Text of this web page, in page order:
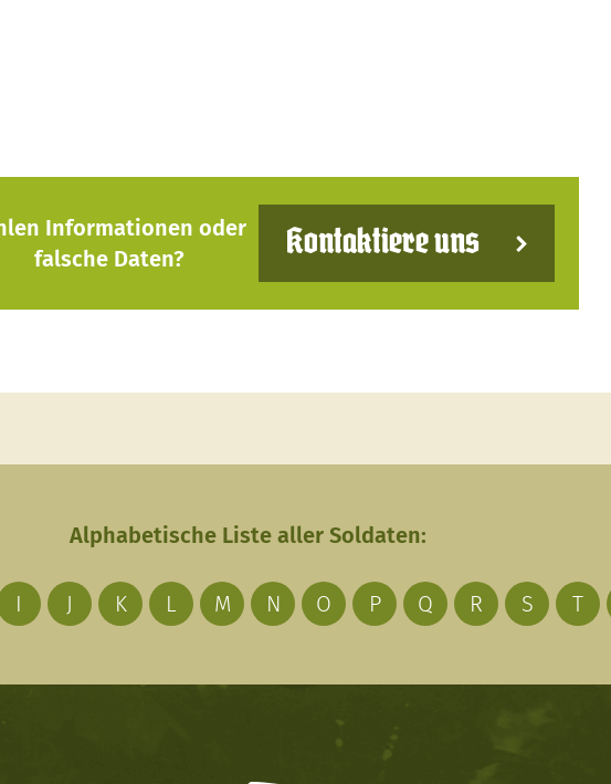
Informationen oder
falsche Daten?
Kontaktiere uns
Alphabetische Liste aller Soldaten:
I J K L M N O P Q R S T